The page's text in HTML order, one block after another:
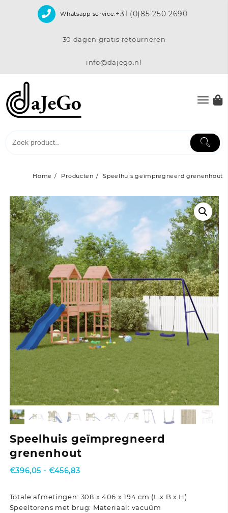
Whatsapp service:+31 (0)85 250 2690
30 dagen gratis retourneren
info@dajego.nl
Home Producten Speelhuis geïmpregneerd grenenhout
Speelhuis geïmpregneerd
grenenhout
€396,05 - €456,83Prijsklasse:
Totale afmetingen: 308 x 406 x 194 cm (L x B x H)
Speeltorens met brug: Materiaal: vacuüm